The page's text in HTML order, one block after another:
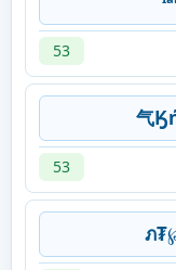
53
气
53